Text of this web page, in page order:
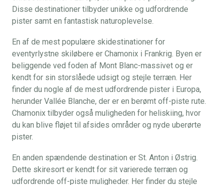
Disse destinationer tilbyder unikke og udfordrende
pister samt en fantastisk naturoplevelse.
En af de mest populære skidestinationer for
eventyrlystne skiløbere er Chamonix i Frankrig. Byen er
beliggende ved foden af Mont Blanc-massivet og er
kendt for sin storslåede udsigt og stejle terræn. Her
finder du nogle af de mest udfordrende pister i Europa,
herunder Vallée Blanche, der er en berømt off-piste rute.
Chamonix tilbyder også muligheden for heliskiing, hvor
du kan blive fløjet til afsides områder og nyde uberørte
pister.
En anden spændende destination er St. Anton i Østrig.
Dette skiresort er kendt for sit varierede terræn og
udfordrende off-piste muligheder. Her finder du stejle